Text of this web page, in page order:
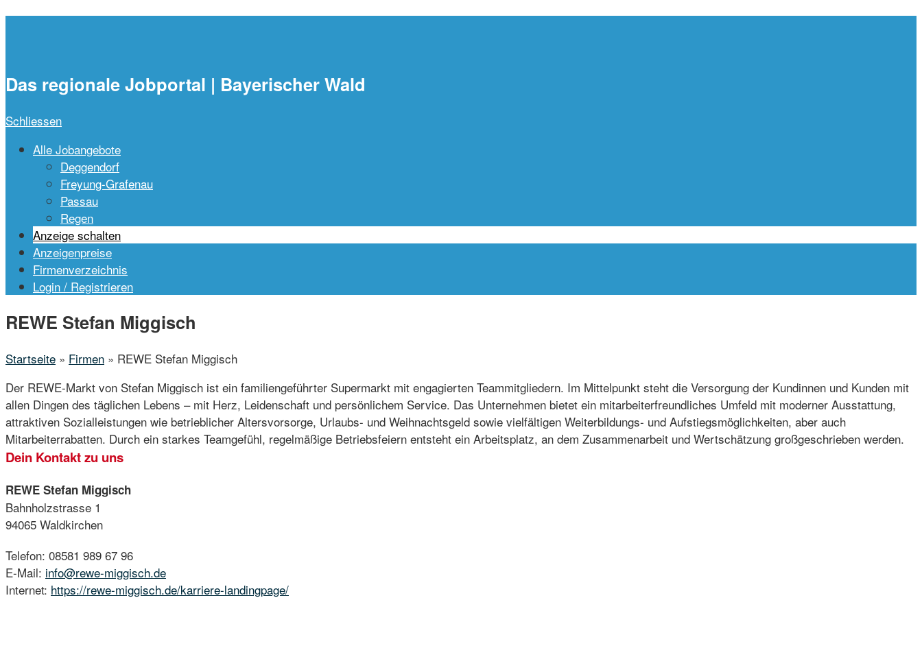
Das regionale Jobportal | Bayerischer Wald
Schliessen
Alle Jobangebote
Deggendorf
Freyung-Grafenau
Passau
Regen
Anzeige schalten
Anzeigenpreise
Firmenverzeichnis
Login / Registrieren
Menu
REWE Stefan Miggisch
Startseite » Firmen » REWE Stefan Miggisch
Der REWE-Markt von Stefan Miggisch ist ein familiengeführter Supermarkt mit engagierten Teammitgliedern. Im Mittelpunkt steht die Versorgung der Kundinnen und Kunden mit
allen Dingen des täglichen Lebens – mit Herz, Leidenschaft und persönlichem Service. Das Unternehmen bietet ein mitarbeiterfreundliches Umfeld mit moderner Ausstattung,
attraktiven Sozialleistungen wie betrieblicher Altersvorsorge, Urlaubs- und Weihnachtsgeld sowie vielfältigen Weiterbildungs- und Aufstiegsmöglichkeiten, aber auch
Mitarbeiterrabatten. Durch ein starkes Teamgefühl, regelmäßige Betriebsfeiern entsteht ein Arbeitsplatz, an dem Zusammenarbeit und Wertschätzung großgeschrieben werden.
Dein Kontakt zu uns
REWE Stefan Miggisch
Bahnholzstrasse 1
94065 Waldkirchen
Telefon: 08581 989 67 96
E-Mail: info@rewe-miggisch.de
Internet: https://rewe-miggisch.de/karriere-landingpage/